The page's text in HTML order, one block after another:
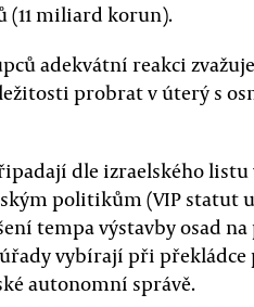
(11 miliard korun).
adekvátní reakci
probrat v úterý s
dle izraelského listu
politikům (VIP statut
tempa výstavby osad
vybírají při
autonomní správě.